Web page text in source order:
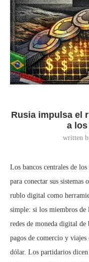
Rusia impulsa el
a
written
Los bancos centrales de
para conectar sus
rublo digital como
simple: si los miembros
redes de moneda digital
pagos de comercio y viajes
dólar. Los partidarios